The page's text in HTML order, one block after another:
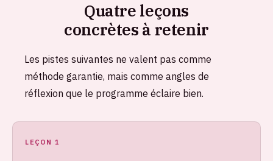
Quatre leçons
concrètes à retenir
Les pistes suivantes ne valent pas comme
méthode garantie, mais comme angles de
réflexion que le programme éclaire bien.
LEÇON 1